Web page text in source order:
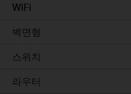
WiFi
벽면형
스위치
라우터